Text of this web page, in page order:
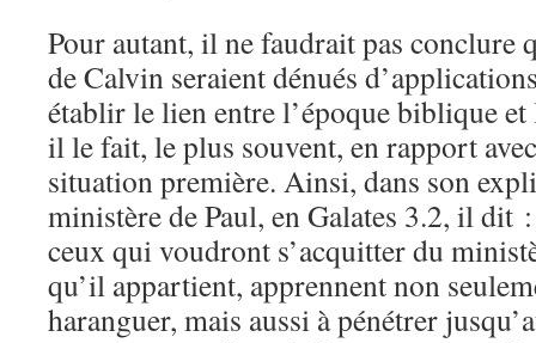
Pour autant, il ne faudrait pas conclure
de Calvin seraient dénués
établir le lien entre l’époque biblique
il le fait, le plus souvent, en rapport
situation première. Ainsi, dans son
ministère de Paul, en Galates 3.2, il dit
ceux qui voudront s’acquitter du
qu’il appartient, apprennent non
haranguer, mais aussi à pénétrer